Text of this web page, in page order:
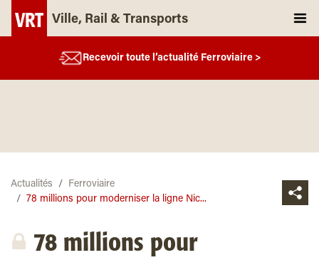
Ville, Rail & Transports
Recevoir toute l’actualité Ferroviaire >
Actualités
Ferroviaire
78 millions pour moderniser la ligne Nic...
78 millions pour